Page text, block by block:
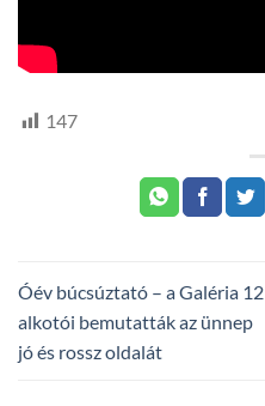
147
Óév búcsúztató – a Galéria 12
alkotói bemutatták az ünnep
jó és rossz oldalát